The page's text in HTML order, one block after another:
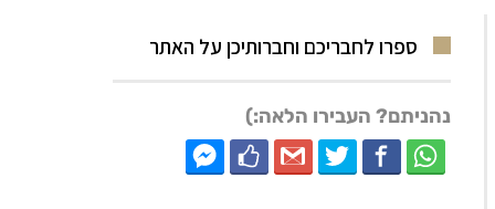
ספרו לחבריכם וחברותיכן על האתר
נהניתם? העבירו הלאה:)